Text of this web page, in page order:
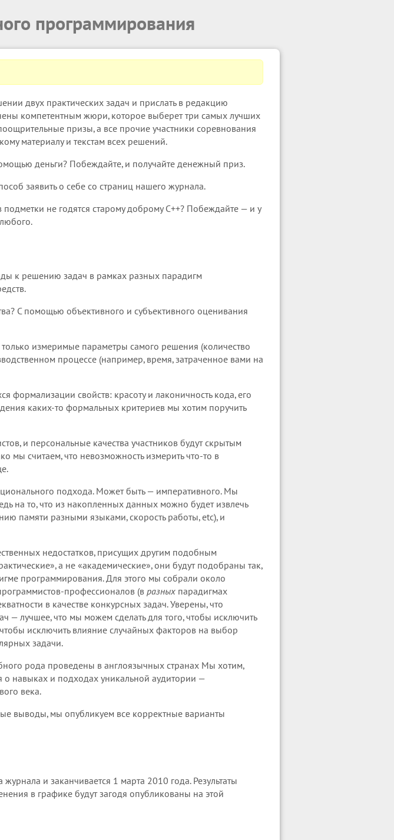
программирования
двух практических задач и прислать в редакцию
компетентным жюри, которое выберет три самых лучших
призы, а все прочие участники соревнования
материалу и текстам всех решений.
деньги? Побеждайте, и получайте денежный приз.
заявить о себе со страниц нашего журнала.
не годятся старому доброму C++? Побеждайте — и у
к решению задач в рамках разных парадигм
С помощью объективного и субъективного оценивания
измеримые параметры самого решения (количество
процессе (например, время, затраченное вами на
свойств: красоту и лаконичность кода, его
каких-то формальных критериев мы хотим поручить
и персональные качества участников будут скрытым
считаем, что невозможность измерить что-то в
подхода. Может быть — императивного. Мы
на то, что из накопленных данных можно будет извлечь
памяти разными языками, скорость работы, etc), и
недостатков, присущих другим подобным
а не «академические», они будут подобраны так,
программирования. Для этого мы собрали около
профессионалов (в разных парадигмах
в качестве конкурсных задач. Уверены, что
— лучшее, что мы можем сделать для того, чтобы исключить
исключить влияние случайных факторов на выбор
задачи.
рода проведены в англоязычных странах Мы хотим,
о навыках и подходах уникальной аудитории —
века.
выводы, мы опубликуем все корректные варианты
и заканчивается 1 марта 2010 года. Результаты
в графике будут загодя опубликованы на этой